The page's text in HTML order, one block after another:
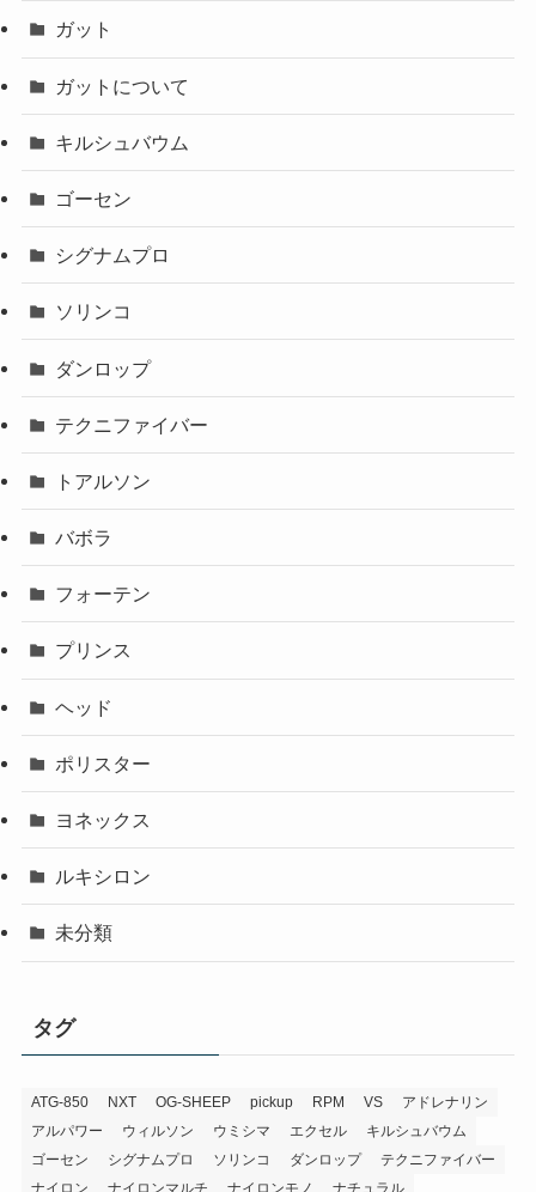
ガット
ガットについて
キルシュバウム
ゴーセン
シグナムプロ
ソリンコ
ダンロップ
テクニファイバー
トアルソン
バボラ
フォーテン
プリンス
ヘッド
ポリスター
ヨネックス
ルキシロン
未分類
タグ
ATG-850 NXT OG-SHEEP pickup RPM VS
アドレナリン
アルパワー
ウィルソン ウミシマ エクセル
キルシュバウム
ゴーセン
シグナムプロ ソリンコ ダンロップ
テクニファイバー
ナイロン
ナイロンマルチ ナイロンモノ
ナチュラル